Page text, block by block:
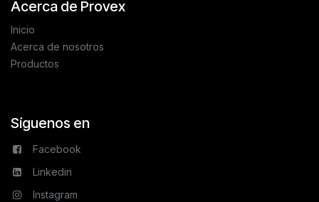
Acerca de Provex
Inicio
Acerca de nosotros
Productos
Síguenos en
Facebook
Linkedin
Instagram